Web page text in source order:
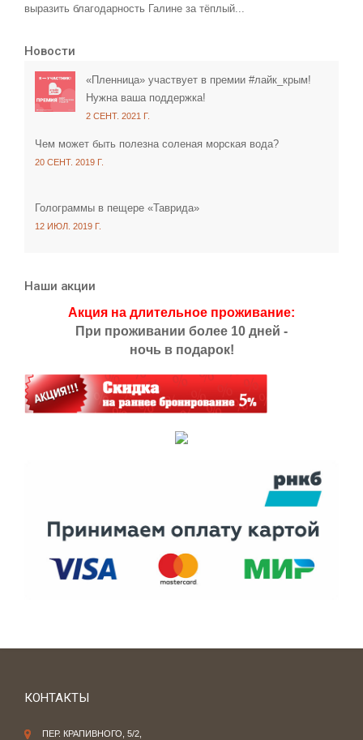
выразить благодарность Галине за тёплый...
Новости
«Пленница» участвует в премии #лайк_крым!
Нужна ваша поддержка!
2 СЕНТ. 2021 Г.
Чем может быть полезна соленая морская вода?
20 СЕНТ. 2019 Г.
Голограммы в пещере «Таврида»
12 ИЮЛ. 2019 Г.
Наши акции
Акция на длительное проживание:
При проживании более 10 дней -
ночь в подарок!
КОНТАКТЫ
ПЕР. КРАПИВНОГО, 5/2,